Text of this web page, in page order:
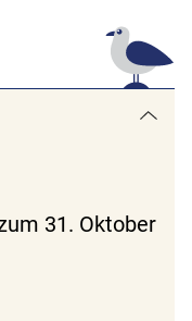
31. Oktober